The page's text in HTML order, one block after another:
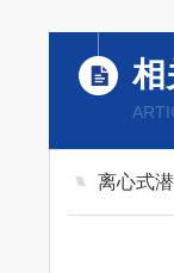
相
离心式